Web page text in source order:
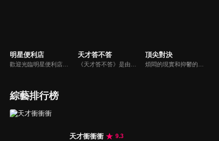
明星便利店
歡迎光臨明星便利店！你覺得便利店裡面有什麼？關東煮？茶葉蛋？還是讓你尖叫的大明星？一家擁有明星的便利店，到底有多稀奇，你會不會想要光臨呢？
天才答不答
《天才答不答》是由吳宗憲和吳怡霈共同主持的益智節目。節目設立高額的獎金來考驗藝人們真實的人性，同時將題目立體化，讓你身歷其境去冒險答題。更有哪些出乎意料的處罰，讓藝人羞愧的不想再答錯！一個最接近「人性」與「真實」的益智節目，現在就讓吳宗憲帶你輕鬆玩轉知識。
頂尖對決
煩悶的現實和抑鬱的社會，你需要的就是笑、大聲笑、開口笑，《頂尖對決》就要你笑到落ㄟ骸，最具綜藝實力的庹宗康，和喜感十足的納豆各自領軍對抗，藝人搞笑pk笑果十足，《頂尖對決》讓你忘掉一週煩惱！
綜藝排行榜
天才衝衝衝
9.3